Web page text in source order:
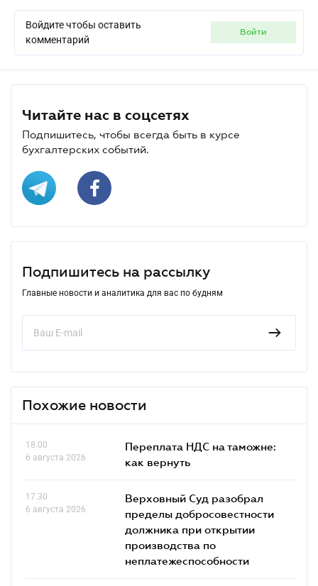
Войдите чтобы оставить
комментарий
войти
Читайте нас в соцсетях
Подпишитесь, чтобы всегда быть в курсе
бухгалтерских событий.
Подпишитесь на рассылку
Главные новости и аналитика для вас по будням
Похожие новости
18.00
6 августа 2026
Переплата НДС на таможне:
как вернуть
17.30
6 августа 2026
Верховный Суд разобрал
пределы добросовестности
должника при открытии
производства по
неплатежеспособности